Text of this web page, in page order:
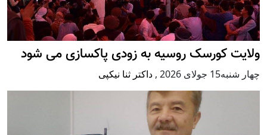
ولایت کورسک روسیه به زودی پاکسازی می شود
چهار شنبه15 جولای 2026 , داکتر ثنا نیکپی